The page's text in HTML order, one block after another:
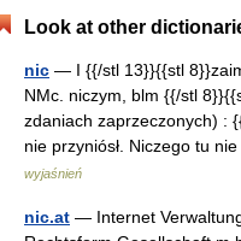
Look at other
nic — I {{/stl 13}}{{stl
NMc. niczym, blm {{/stl
zdaniach zaprzeczonych) :
nie przyniósł. Niczego tu
wyjaśnień
nic.at — Internet